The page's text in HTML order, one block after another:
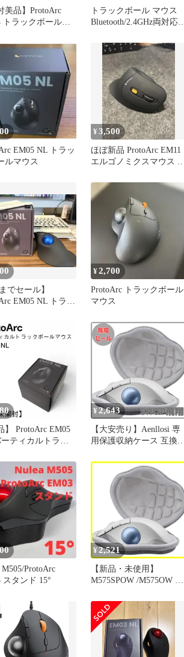
美品】ProtoArc
トラックボール
トラックボール マウス
Bluetooth/2.4GHz両対応 3
EM05 NL トラッ
ルマウス
¥3,500
ほぼ新品 ProtoArc EM11
エルゴノミクスマウス 本
でセール】
EM05 NL トラッ
¥2,700
ProtoArc トラックボール
マウス
】 ProtoArc EM05
ティカルトラッ
¥ 2,643
【大安売り】Aenllosi 専
用保護収納ケース 互換品
M575SPOW /M575OW ト
ラックボールマウス
protoarc em04 トラックボ
ール（ケースのみ）グレ
M505/ProtoArc
スタンド 15°
¥ 2,521
【新品・未使用】
M575SPOW /M575OW ロ
マウス Logicool protoarc
互換品 em04 専用保護収
納ケース トラックボール
（ケースのみ）グレー
Aenllosi